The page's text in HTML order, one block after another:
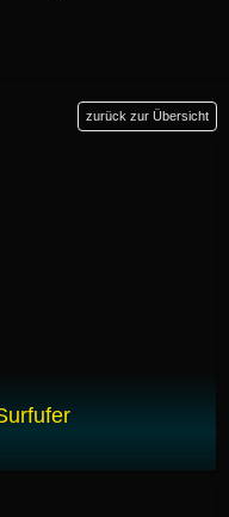
zurück zur Übersicht